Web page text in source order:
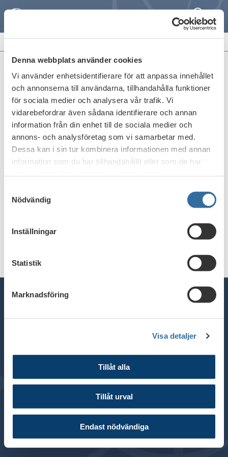
Denna webbplats använder cookies
Vi använder enhetsidentifierare för att anpassa innehållet
och annonserna till användarna, tillhandahålla funktioner
för sociala medier och analysera vår trafik. Vi
vidarebefordrar även sådana identifierare och annan
information från din enhet till de sociala medier och
annons- och analysföretag som vi samarbetar med.
Dessa kan i sin tur kombinera informationen med annan
information som du har tillhandahållit eller som de har
Nödvändig
Inställningar
Statistik
Marknadsföring
Visa detaljer
Tillåt alla
Tillåt urval
Endast nödvändiga
SökMeny
FRAMSTÄLLNINGAR
Finansinspektionens
kapitalbedömningsmetod vid
värdepapperisering inom pelare 2
Publicerat den26 januari 2017
Postadress: Box 7603, 103 94 Stockholm
Besöksadress: Blasieholmsgatan 4B
© 2024 Svenska Bankföreningen
Om webbplatsen